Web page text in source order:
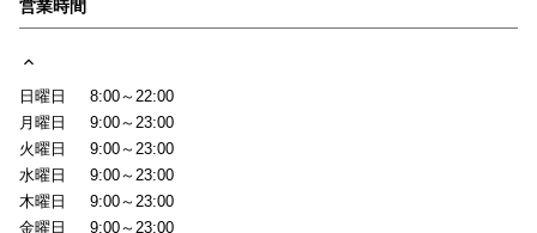
営業時間
日曜日
8:00～22:00
月曜日
9:00～23:00
火曜日
9:00～23:00
水曜日
9:00～23:00
木曜日
9:00～23:00
金曜日
9:00～23:00